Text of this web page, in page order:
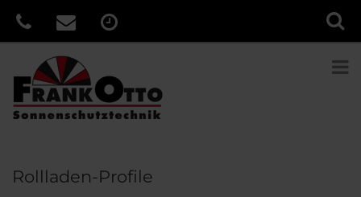
Rollladen-Profile